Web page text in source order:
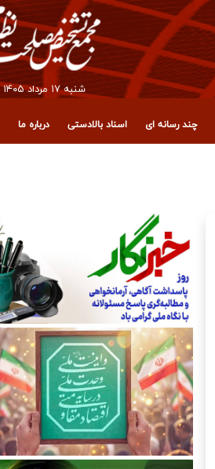
شنبه ۱۷ مرداد ۱۴۰۵
چند رسانه ای اسناد بالادستی درباره ما